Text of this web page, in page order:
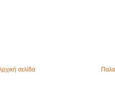
σελίδα